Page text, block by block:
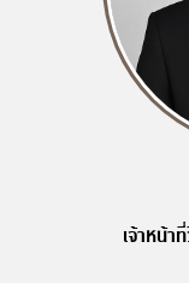
เจ้าหน้า